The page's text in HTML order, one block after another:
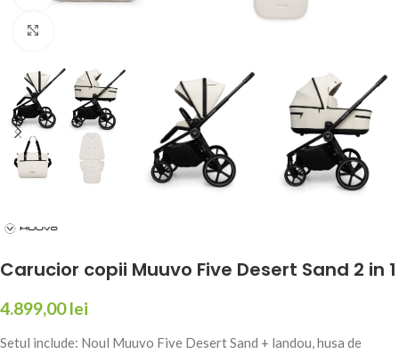
Carucior copii Muuvo Five Desert Sand 2 in 1
4.899,00lei
Setul include: Noul Muuvo Five Desert Sand + landou, husa de